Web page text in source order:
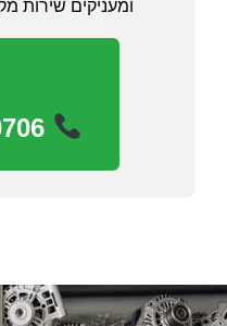
ומעניקים שירות
050-646-0706